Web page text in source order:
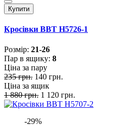
Купити
Кросівки BBT H5726-1
Розмiр: 21-26
Пар в ящику: 8
Ціна за пару
235 грн. 140 грн.
Ціна за ящик
1 880 грн. 1 120 грн.
-29%